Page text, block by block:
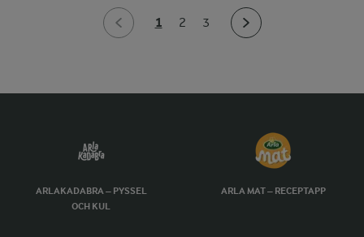
1 2 3
ARLAKADABRA – PYSSEL
OCH KUL
ARLA MAT – RECEPTAPP